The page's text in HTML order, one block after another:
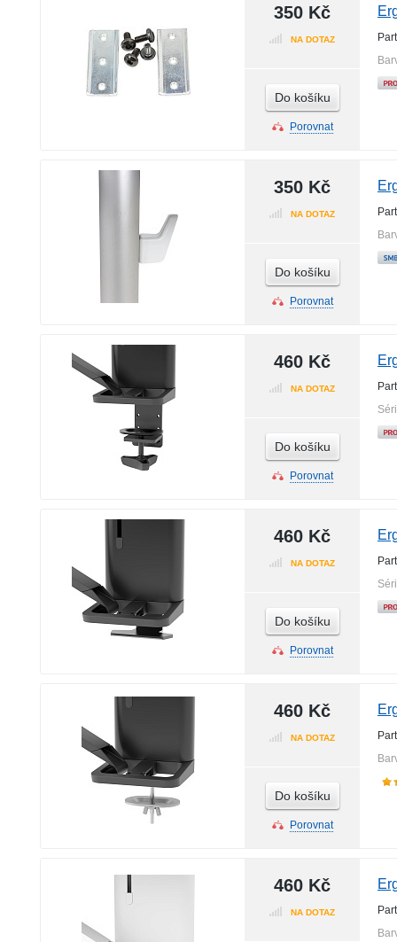
350 Kč
NA DOTAZ
Do košíku
Porovnat
350 Kč
NA DOTAZ
Do košíku
Porovnat
460 Kč
NA DOTAZ
Do košíku
Porovnat
460 Kč
NA DOTAZ
Do košíku
Porovnat
460 Kč
NA DOTAZ
Do košíku
Porovnat
460 Kč
NA DOTAZ